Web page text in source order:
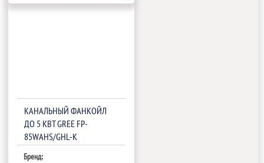
КАНАЛЬНЫЙ ФАНКОЙЛ
ДО 5 КВТ GREE FP-
85WAHS/GHL-K
Бренд: